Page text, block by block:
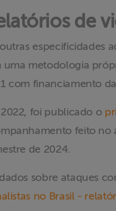
de
especificidades
uma metodologia
com financiamento da
2022, foi publicado o
feito no
de 2024.
sobre ataques
no Brasil -